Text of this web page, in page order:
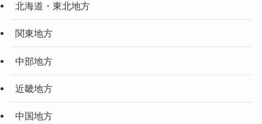
北海道・東北地方
関東地方
中部地方
近畿地方
中国地方